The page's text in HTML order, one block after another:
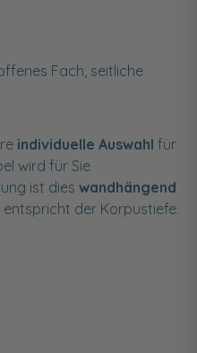
Fach, seitliche
individuelle Auswahl für
wird für Sie
ist dies wandhängend
der Korpustiefe.